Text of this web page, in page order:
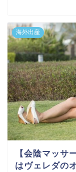
海外出産
【会陰マッサ
はヴェレダの